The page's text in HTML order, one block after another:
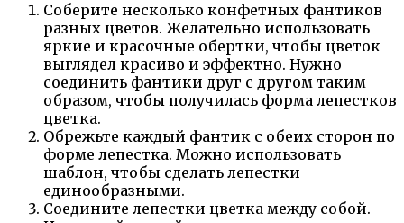
Соберите несколько конфетных фантиков
разных цветов. Желательно использовать
яркие и красочные обертки, чтобы цветок
выглядел красиво и эффектно. Нужно
соединить фантики друг с другом таким
образом, чтобы получилась форма лепестков
цветка.
Обрежьте каждый фантик с обеих сторон по
форме лепестка. Можно использовать
шаблон, чтобы сделать лепестки
единообразными.
Соедините лепестки цветка между собой.